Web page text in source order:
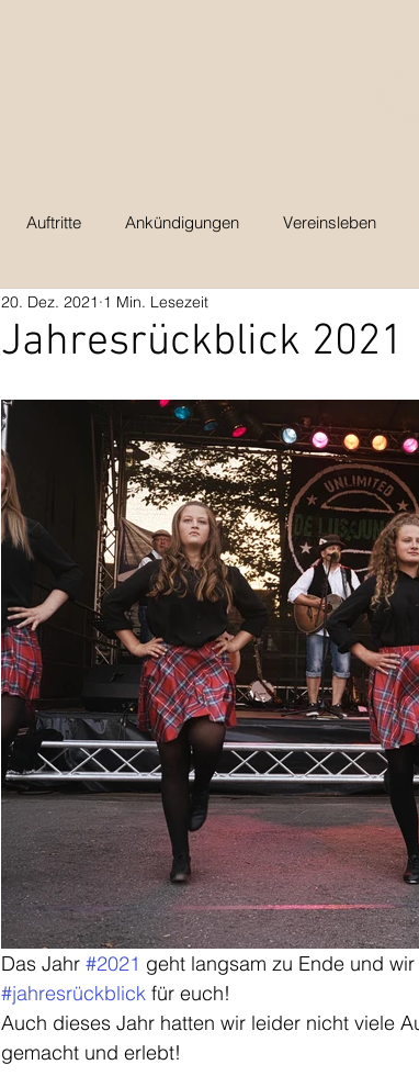
Auftritte Ankündigungen Vereinsleben
Jahresrückblick 2021
20. Dez. 2021 1 Min. Lesezeit
Das Jahr #2021 geht langsam zu Ende und
#jahresrückblick für euch!
Auch dieses Jahr hatten wir leider nicht viele
gemacht und erlebt!